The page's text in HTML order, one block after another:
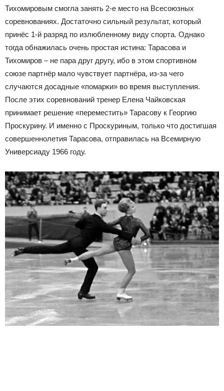
Тихомировым смогла занять 2-е место на Всесоюзных
соревнованиях. Достаточно сильный результат, который
принёс 1-й разряд по излюбленному виду спорта. Однако
тогда обнажилась очень простая истина: Тарасова и
Тихомиров – не пара друг другу, ибо в этом спортивном
союзе партнёр мало чувствует партнёра, из-за чего
случаются досадные «помарки» во время выступления.
После этих соревнований тренер Елена Чайковская
принимает решение «переместить» Тарасову к Георгию
Проскурину. И именно с Проскуриным, только что достигшая
совершеннолетия Тарасова, отправилась на Всемирную
Универсиаду 1966 году.